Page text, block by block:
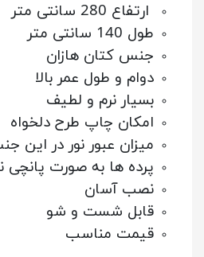
ارتفاع 280 سانتی متر
طول 140 سانتی متر
جنس کتان هازان
دوام و طول عمر بالا
بسیار نرم و لطیف
امکان چاپ طرح دلخواه
میزان عبور نور در این جنس 30
پرده ها به صورت
نصب آسان
قابل شست و شو
قیمت مناسب